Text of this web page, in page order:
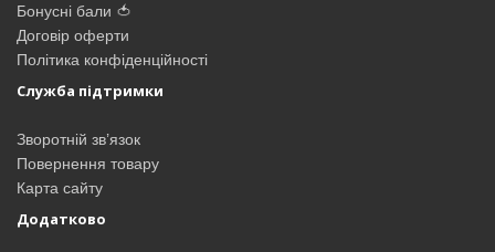
Бонусні бали 🍅
Договір оферти
Політика конфіденційності
Служба підтримки
Зворотній зв’язок
Повернення товару
Карта сайту
Додатково